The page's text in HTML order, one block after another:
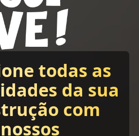
todas as
da sua
com
nossos